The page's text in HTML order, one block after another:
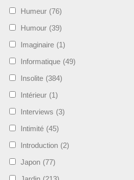
Humeur (76)
Humour (39)
Imaginaire (1)
Informatique (49)
Insolite (384)
Intérieur (1)
Interviews (3)
Intimité (45)
Introduction (2)
Japon (77)